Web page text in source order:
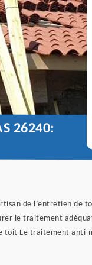
26240:
de l’entretien de
le traitement
toit Le traitement